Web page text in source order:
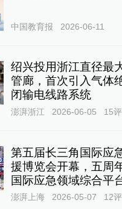
中国教育报 2026-06-11
绍兴投用浙江直径最
管廊，首次引入气体
闭输电线路系统
澎湃浙江 2026-06-05 15评
第五届长三角国际应
援博览会开幕，五周
国际应急领域综合平
澎湃上海 2026-05-07 12评